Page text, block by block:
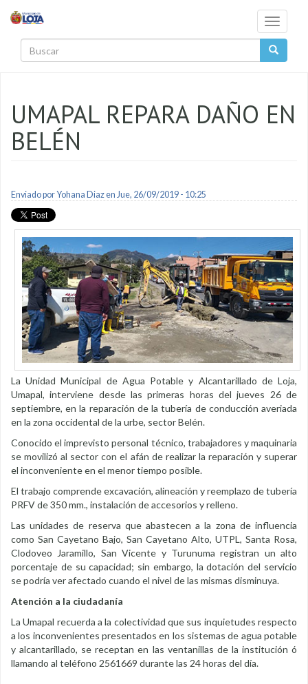
Toggle
UMAPAL REPARA DAÑO EN
BELÉN
Enviado porYohana Diazen Jue, 26/09/2019 - 10:25
La Unidad Municipal de Agua Potable y Alcantarillado de Loja,
Umapal, interviene desde las primeras horas del jueves 26 de
septiembre, en la reparación de la tubería de conducción averiada
en la zona occidental de la urbe, sector Belén.
Conocido el imprevisto personal técnico, trabajadores y maquinaria
se movilizó al sector con el afán de realizar la reparación y superar
el inconveniente en el menor tiempo posible.
El trabajo comprende excavación, alineación y reemplazo de tubería
PRFV de 350 mm., instalación de accesorios y relleno.
Las unidades de reserva que abastecen a la zona de influencia
como San Cayetano Bajo, San Cayetano Alto, UTPL, Santa Rosa,
Clodoveo Jaramillo, San Vicente y Turunuma registran un alto
porcentaje de su capacidad; sin embargo, la dotación del servicio
se podría ver afectado cuando el nivel de las mismas disminuya.
Atención a la ciudadanía
La Umapal recuerda a la colectividad que sus inquietudes respecto
a los inconvenientes presentados en los sistemas de agua potable
y alcantarillado, se receptan en las ventanillas de la institución ó
llamando al teléfono 2561669 durante las 24 horas del día.